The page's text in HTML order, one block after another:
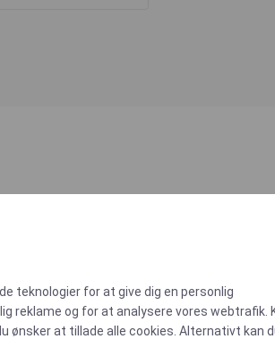
teknologier for at give dig en personlig
reklame og for at analysere vores webtrafik.
ønsker at tillade alle cookies. Alternativt kan